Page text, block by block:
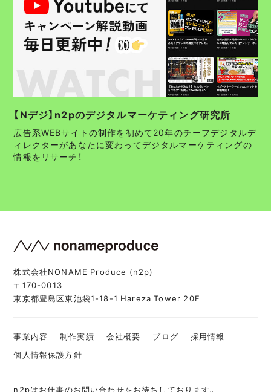
【Nデジ】n2pのデジタルマーケティング研究所
広告系WEBサイトの制作を初めて20年のチーフデジタルデ
ィレクターがあなたに変わってデジタルマーケティングの
情報をリサーチ！
株式会社NONAME Produce (n2p)
〒170-0013
東京都豊島区東池袋1-18-1 Hareza Tower 20F
事業内容 制作実績 会社概要 ブログ
採用情報
個人情報保護方針
n2pはお仕事のお問い合わせをお待ちしております。